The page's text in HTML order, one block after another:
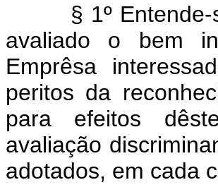
§ 1º Entende-se
avaliado o bem
Emprêsa
peritos da
para efeitos
avaliação
adotados, em cada